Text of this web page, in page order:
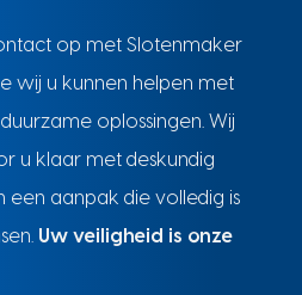
op met Slotenmaker
wij u kunnen helpen met
oplossingen. Wij
u klaar met deskundig
een aanpak die volledig is
Uw veiligheid is onze